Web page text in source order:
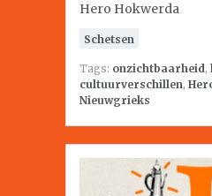
Hero Hokwerda
Schetsen
Tags: onzichtbaarheid,
cultuurverschillen,
Nieuwgrieks